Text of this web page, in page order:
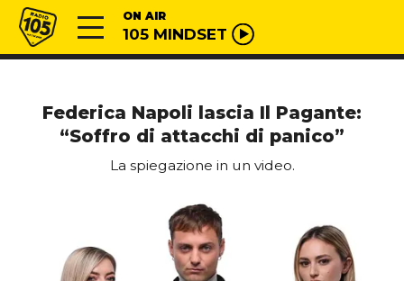
Vai al contenuto
Radio 105 ON AIR
105 MINDSET
Federica Napoli lascia Il Pagante:
“Soffro di attacchi di panico”
La spiegazione in un video.